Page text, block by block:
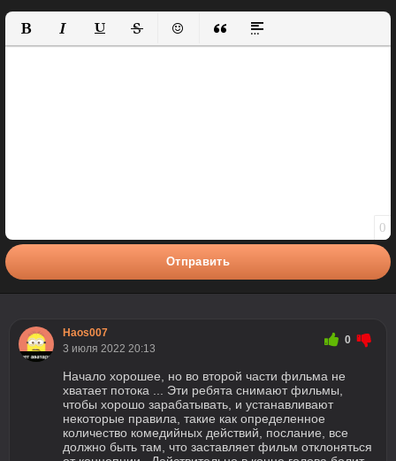
Полужирный
КурсивПодчеркнутый
ЗачеркнутыйВставить смайлик
Вставка цитаты
Вставка спойлера
0
Отправить
Haos007
3 июля 2022 20:13
0
Начало хорошее, но во второй части фильма не
хватает потока ... Эти ребята снимают фильмы,
чтобы хорошо зарабатывать, и устанавливают
некоторые правила, такие как определенное
количество комедийных действий, послание, все
должно быть там, что заставляет фильм отклоняться